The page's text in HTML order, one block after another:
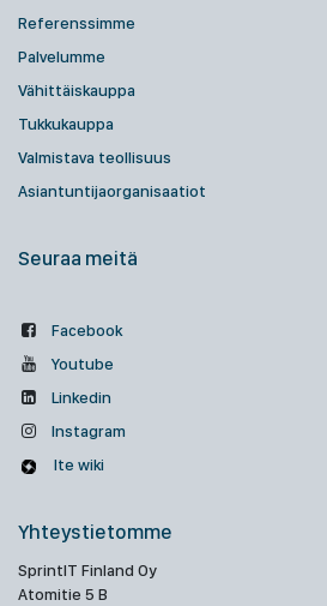
Referenssimme
Palvelumme
Vähittäiskauppa
Tukkukauppa
Valmistava teollisuus
Asiantuntijaorganisaatiot
Seuraa meitä
Facebook
Youtube
Linkedin
Instagram
Ite wiki
Yhteystietomme
SprintIT Finland Oy
Atomitie 5 B